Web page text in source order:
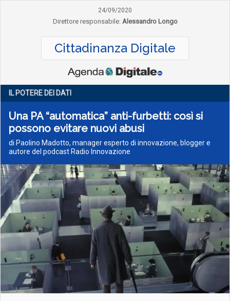
24/09/2020
Direttore responsabile: Alessandro Longo
Cittadinanza Digitale
IL POTERE DEI DATI
Una PA “automatica” anti-furbetti: così si
possono evitare nuovi abusi
di Paolino Madotto, manager esperto di innovazione, blogger e
autore del podcast Radio Innovazione